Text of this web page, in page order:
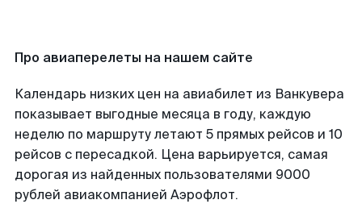
Про авиаперелеты на нашем сайте
Календарь низких цен на авиабилет из Ванкувера
показывает выгодные месяца в году, каждую
неделю по маршруту летают 5 прямых рейсов и 10
рейсов с пересадкой. Цена варьируется, самая
дорогая из найденных пользователями 9000
рублей авиакомпанией Аэрофлот.